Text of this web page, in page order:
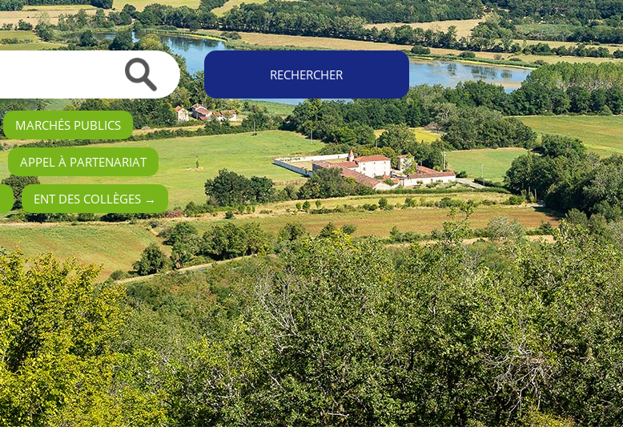
RECHERCHER
MARCHÉS PUBLICS
APPEL À PARTENARIAT
ENT DES COLLÈGES →